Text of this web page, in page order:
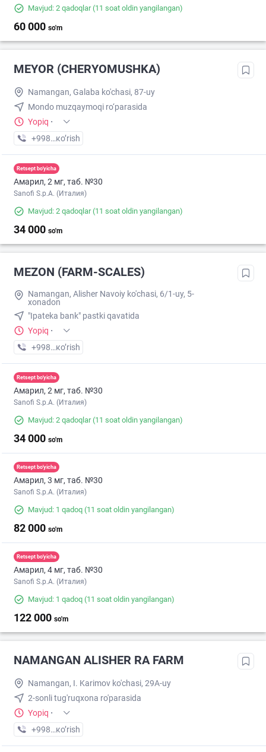
Mavjud: 2 qadoqlar(11 soat oldin yangilangan)
60 000 so'm
MEYOR (CHERYOMUSHKA)
Namangan, Galaba ko'chasi, 87-uy
Mondo muzqaymoqi ro‘parasida
Yopiq ·
+998 (95) XXX-XX-XX
кo’rish
Retsept bo'yicha
Амарил, 2 мг, таб. №30
Sanofi S.p.A. (Италия)
Mavjud: 2 qadoqlar(11 soat oldin yangilangan)
34 000 so'm
MEZON (FARM-SCALES)
Namangan, Alisher Navoiy ko'chasi, 6/1-uy, 5-
xonadon
"Ipateka bank" pastki qavatida
Yopiq ·
+998 (55) XXX-XX-XX
кo’rish
Retsept bo'yicha
Амарил, 2 мг, таб. №30
Sanofi S.p.A. (Италия)
Mavjud: 2 qadoqlar(11 soat oldin yangilangan)
34 000 so'm
Retsept bo'yicha
Амарил, 3 мг, таб. №30
Sanofi S.p.A. (Италия)
Mavjud: 1 qadoq (11 soat oldin yangilangan)
82 000 so'm
Retsept bo'yicha
Амарил, 4 мг, таб. №30
Sanofi S.p.A. (Италия)
Mavjud: 1 qadoq (11 soat oldin yangilangan)
122 000 so'm
NAMANGAN ALISHER RA FARM
Namangan, I. Karimov ko'chasi, 29A-uy
2-sonli tug'ruqxona ro'parasida
Yopiq ·
+998 (50) XXX-XX-XX
кo’rish